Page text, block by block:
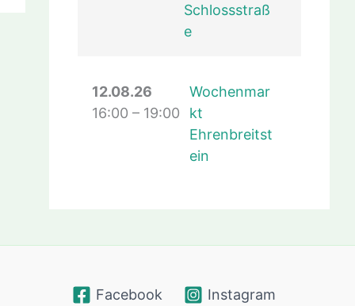
Schlossstraß
e
12.08.26
16:00 – 19:00
Wochenmar
kt
Ehrenbreitst
ein
Facebook Instagram